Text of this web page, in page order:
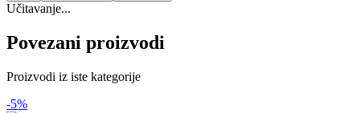
Učitavanje...
Povezani proizvodi
Proizvodi iz iste kategorije
-5%